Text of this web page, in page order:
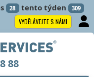
28 tento týden 309
VYDĚLÁVEJTE S NÁMI
88